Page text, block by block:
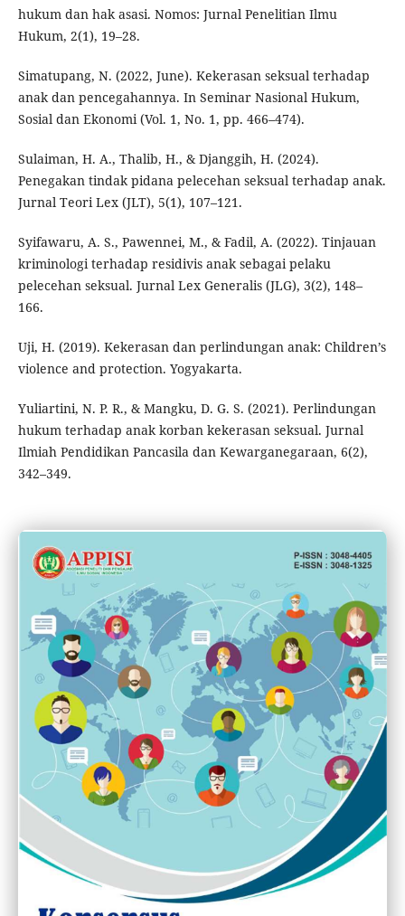
hukum dan hak asasi. Nomos: Jurnal Penelitian Ilmu
Hukum, 2(1), 19–28.
Simatupang, N. (2022, June). Kekerasan seksual terhadap
anak dan pencegahannya. In Seminar Nasional Hukum,
Sosial dan Ekonomi (Vol. 1, No. 1, pp. 466–474).
Sulaiman, H. A., Thalib, H., & Djanggih, H. (2024).
Penegakan tindak pidana pelecehan seksual terhadap anak.
Jurnal Teori Lex (JLT), 5(1), 107–121.
Syifawaru, A. S., Pawennei, M., & Fadil, A. (2022). Tinjauan
kriminologi terhadap residivis anak sebagai pelaku
pelecehan seksual. Jurnal Lex Generalis (JLG), 3(2), 148–
166.
Uji, H. (2019). Kekerasan dan perlindungan anak: Children’s
violence and protection. Yogyakarta.
Yuliartini, N. P. R., & Mangku, D. G. S. (2021). Perlindungan
hukum terhadap anak korban kekerasan seksual. Jurnal
Ilmiah Pendidikan Pancasila dan Kewarganegaraan, 6(2),
342–349.